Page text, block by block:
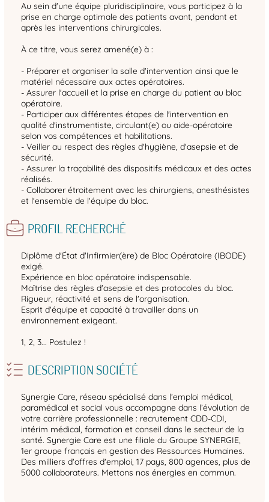
Au sein d'une équipe pluridisciplinaire, vous participez à la
prise en charge optimale des patients avant, pendant et
après les interventions chirurgicales.
À ce titre, vous serez amené(e) à :
- Préparer et organiser la salle d'intervention ainsi que le
matériel nécessaire aux actes opératoires.
- Assurer l'accueil et la prise en charge du patient au bloc
opératoire.
- Participer aux différentes étapes de l'intervention en
qualité d'instrumentiste, circulant(e) ou aide-opératoire
selon vos compétences et habilitations.
- Veiller au respect des règles d'hygiène, d'asepsie et de
sécurité.
- Assurer la traçabilité des dispositifs médicaux et des actes
réalisés.
- Collaborer étroitement avec les chirurgiens, anesthésistes
et l'ensemble de l'équipe du bloc.
PROFIL RECHERCHÉ
Diplôme d'État d'Infirmier(ère) de Bloc Opératoire (IBODE)
exigé.
Expérience en bloc opératoire indispensable.
Maîtrise des règles d'asepsie et des protocoles du bloc.
Rigueur, réactivité et sens de l'organisation.
Esprit d'équipe et capacité à travailler dans un
environnement exigeant.
1, 2, 3... Postulez !
DESCRIPTION SOCIÉTÉ
Synergie Care, réseau spécialisé dans l’emploi médical,
paramédical et social vous accompagne dans l’évolution de
votre carrière professionnelle : recrutement CDD-CDI,
intérim médical, formation et conseil dans le secteur de la
santé. Synergie Care est une filiale du Groupe SYNERGIE,
1er groupe français en gestion des Ressources Humaines.
Des milliers d'offres d'emploi, 17 pays, 800 agences, plus de
5000 collaborateurs. Mettons nos énergies en commun.